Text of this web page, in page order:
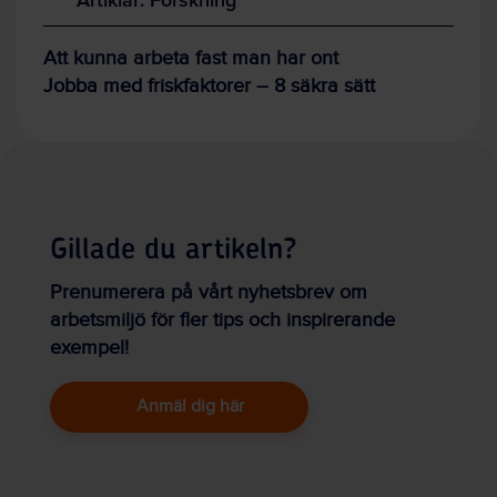
Att kunna arbeta fast man har ont
Jobba med friskfaktorer – 8 säkra sätt
Gillade du artikeln?
Prenumerera på vårt nyhetsbrev om
arbetsmiljö för fler tips och inspirerande
exempel!
Anmäl dig här